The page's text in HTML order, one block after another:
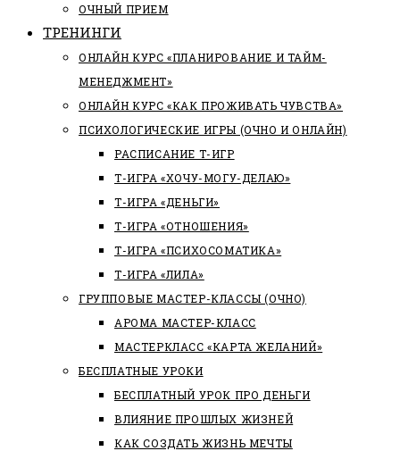
ОЧНЫЙ ПРИЕМ
ТРЕНИНГИ
ОНЛАЙН КУРС «ПЛАНИРОВАНИЕ И ТАЙМ-
МЕНЕДЖМЕНТ»
ОНЛАЙН КУРС «КАК ПРОЖИВАТЬ ЧУВСТВА»
ПСИХОЛОГИЧЕСКИЕ ИГРЫ (ОЧНО И ОНЛАЙН)
РАСПИСАНИЕ Т-ИГР
Т-ИГРА «ХОЧУ-МОГУ-ДЕЛАЮ»
Т-ИГРА «ДЕНЬГИ»
Т-ИГРА «ОТНОШЕНИЯ»
Т-ИГРА «ПСИХОСОМАТИКА»
Т-ИГРА «ЛИЛА»
ГРУППОВЫЕ МАСТЕР-КЛАССЫ (ОЧНО)
АРОМА МАСТЕР-КЛАСС
МАСТЕРКЛАСС «КАРТА ЖЕЛАНИЙ»
БЕСПЛАТНЫЕ УРОКИ
БЕСПЛАТНЫЙ УРОК ПРО ДЕНЬГИ
ВЛИЯНИЕ ПРОШЛЫХ ЖИЗНЕЙ
КАК СОЗДАТЬ ЖИЗНЬ МЕЧТЫ